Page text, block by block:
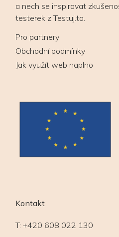
a nech se inspirovat
testerek z Testuj.to.
Pro partnery
Obchodní podmínky
Jak využít web naplno
Kontakt
T: +420 608 022 130